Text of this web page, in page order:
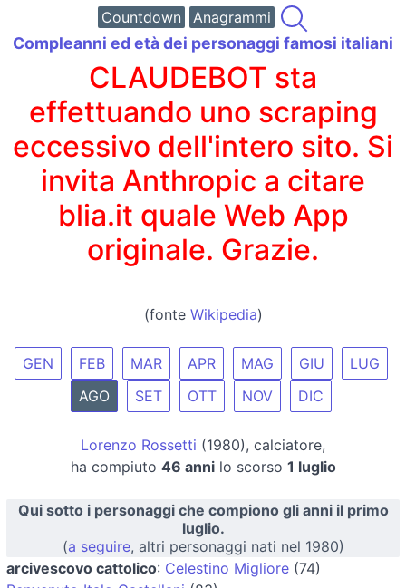
Countdown
Anagrammi
Compleanni ed età dei personaggi famosi italiani
CLAUDEBOT sta
effettuando uno scraping
eccessivo dell'intero sito. Si
invita Anthropic a citare
blia.it quale Web App
originale. Grazie.
(fonte Wikipedia)
GEN FEB MAR APR MAG GIU
LUG
AGO
SET OTT NOV DIC
Lorenzo Rossetti (1980), calciatore,
ha compiuto 46 annilo scorso 1 luglio
Qui sotto i personaggi che compiono gli anni il primo
luglio.
(a seguire, altri personaggi nati nel 1980)
arcivescovo cattolico: Celestino Migliore (74)